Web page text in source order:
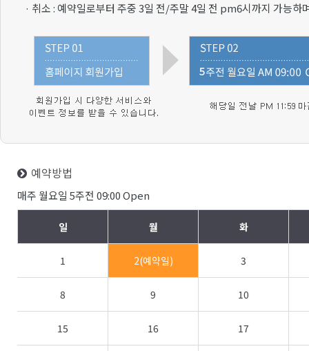
· 취소 : 예약일로부터 주중 3일 전/주말 4일 전 pm6시까지 가능하
예약방법
매주 월요일 5주전 09:00 Open
일 월 화
1 2(예약일) 3
8 9 10
15 16 17